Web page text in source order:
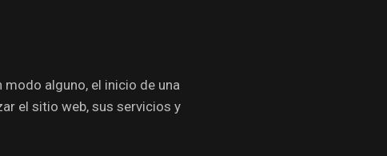
modo alguno, el inicio de una
el sitio web, sus servicios y